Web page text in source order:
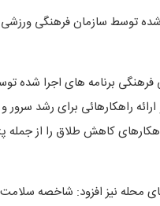
شده توسط سازمان فرهنگی
برنامه های اجرا شده
راهکارهائی برای رشد سرور
راهکارهای کاهش طلاق را از
محله نیز افزود: شاخصه